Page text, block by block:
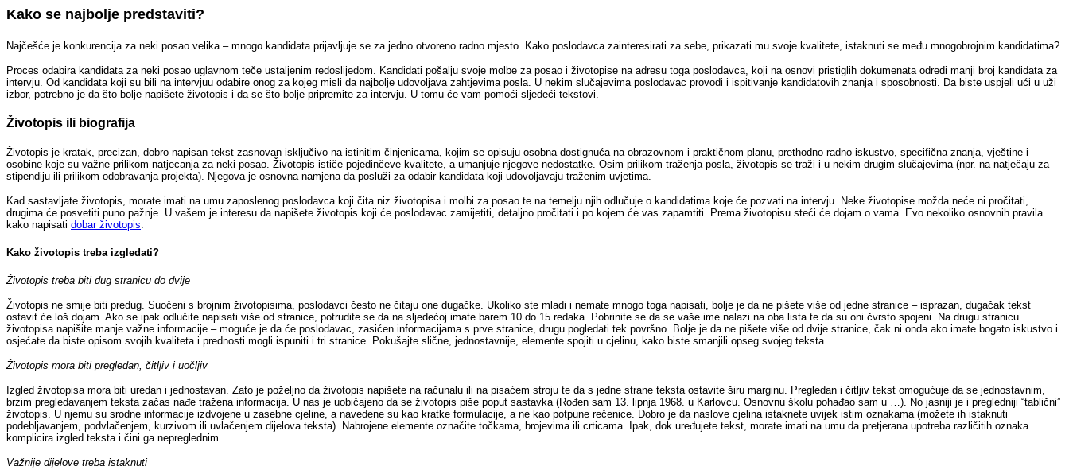
Kako se najbolje predstaviti?
Najčešće je konkurencija za neki posao velika – mnogo kandidata prijavljuje se za jedno otvoreno radno mjesto. Kako poslodavca zainteresirati za sebe, prikazati mu svoje kvalitete, istaknuti se među mnogobrojnim kandidatima?
Proces odabira kandidata za neki posao uglavnom teče ustaljenim redoslijedom. Kandidati pošalju svoje molbe za posao i životopise na adresu toga poslodavca, koji na osnovi pristiglih dokumenata odredi manji broj kandidata za
intervju. Od kandidata koji su bili na intervjuu odabire onog za kojeg misli da najbolje udovoljava zahtjevima posla. U nekim slučajevima poslodavac provodi i ispitivanje kandidatovih znanja i sposobnosti. Da biste uspjeli ući u uži
izbor, potrebno je da što bolje napišete životopis i da se što bolje pripremite za intervju. U tomu će vam pomoći sljedeći tekstovi.
Životopis ili biografija
Životopis je kratak, precizan, dobro napisan tekst zasnovan isključivo na istinitim činjenicama, kojim se opisuju osobna dostignuća na obrazovnom i praktičnom planu, prethodno radno iskustvo, specifična znanja, vještine i
osobine koje su važne prilikom natjecanja za neki posao. Životopis ističe pojedinčeve kvalitete, a umanjuje njegove nedostatke. Osim prilikom traženja posla, životopis se traži i u nekim drugim slučajevima (npr. na natječaju za
stipendiju ili prilikom odobravanja projekta). Njegova je osnovna namjena da posluži za odabir kandidata koji udovoljavaju traženim uvjetima.
Kad sastavljate životopis, morate imati na umu zaposlenog poslodavca koji čita niz životopisa i molbi za posao te na temelju njih odlučuje o kandidatima koje će pozvati na intervju. Neke životopise možda neće ni pročitati,
drugima će posvetiti puno pažnje. U vašem je interesu da napišete životopis koji će poslodavac zamijetiti, detaljno pročitati i po kojem će vas zapamtiti. Prema životopisu steći će dojam o vama. Evo nekoliko osnovnih pravila
kako napisati dobar životopis.
Kako životopis treba izgledati?
Životopis treba biti dug stranicu do dvije
Životopis ne smije biti predug. Suočeni s brojnim životopisima, poslodavci često ne čitaju one dugačke. Ukoliko ste mladi i nemate mnogo toga napisati, bolje je da ne pišete više od jedne stranice – isprazan, dugačak tekst
ostavit će loš dojam. Ako se ipak odlučite napisati više od stranice, potrudite se da na sljedećoj imate barem 10 do 15 redaka. Pobrinite se da se vaše ime nalazi na oba lista te da su oni čvrsto spojeni. Na drugu stranicu
životopisa napišite manje važne informacije – moguće je da će poslodavac, zasićen informacijama s prve stranice, drugu pogledati tek površno. Bolje je da ne pišete više od dvije stranice, čak ni onda ako imate bogato iskustvo i
osjećate da biste opisom svojih kvaliteta i prednosti mogli ispuniti i tri stranice. Pokušajte slične, jednostavnije, elemente spojiti u cjelinu, kako biste smanjili opseg svojeg teksta.
Životopis mora biti pregledan, čitljiv i uočljiv
Izgled životopisa mora biti uredan i jednostavan. Zato je poželjno da životopis napišete na računalu ili na pisaćem stroju te da s jedne strane teksta ostavite širu marginu. Pregledan i čitljiv tekst omogućuje da se jednostavnim,
brzim pregledavanjem teksta začas nađe tražena informacija. U nas je uobičajeno da se životopis piše poput sastavka (Rođen sam 13. lipnja 1968. u Karlovcu. Osnovnu školu pohađao sam u …). No jasniji je i pregledniji “tablični”
životopis. U njemu su srodne informacije izdvojene u zasebne cjeline, a navedene su kao kratke formulacije, a ne kao potpune rečenice. Dobro je da naslove cjelina istaknete uvijek istim oznakama (možete ih istaknuti
podebljavanjem, podvlačenjem, kurzivom ili uvlačenjem dijelova teksta). Nabrojene elemente označite točkama, brojevima ili crticama. Ipak, dok uređujete tekst, morate imati na umu da pretjerana upotreba različitih oznaka
komplicira izgled teksta i čini ga nepreglednim.
Važnije dijelove treba istaknuti